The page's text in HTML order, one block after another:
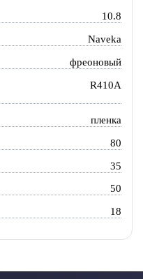
10.8
Naveka
фреоновый
R410A
пленка
80
35
50
18